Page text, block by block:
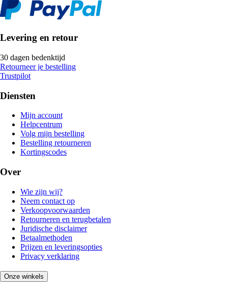
Levering en retour
30 dagen bedenktijd
Retourneer je bestelling
Trustpilot
Diensten
Mijn account
Helpcentrum
Volg mijn bestelling
Bestelling retourneren
Kortingscodes
Over
Wie zijn wij?
Neem contact op
Verkoopvoorwaarden
Retourneren en terugbetalen
Juridische disclaimer
Betaalmethoden
Prijzen en leveringsopties
Privacy verklaring
Onze winkels